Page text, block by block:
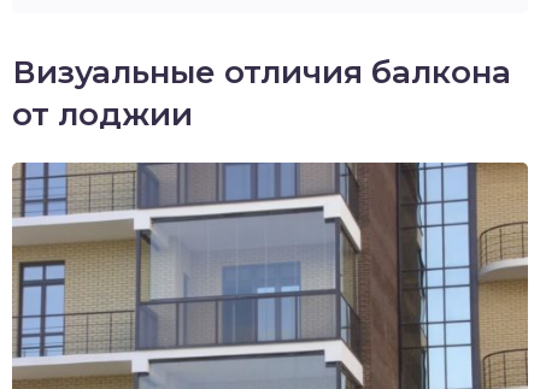
Визуальные отличия балкона
от лоджии